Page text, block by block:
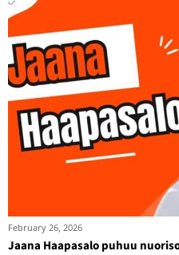
February 26, 2026
Jaana Haapasalo puhuu